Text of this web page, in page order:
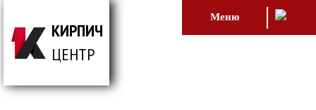
КИРПИЧ
ЦЕНТР
Меню